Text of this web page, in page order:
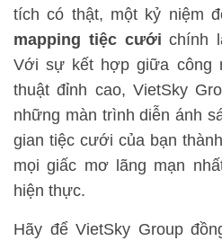
tích có thật, một kỷ niệm
mapping tiệc cưới chính
Với sự kết hợp giữa công
thuật đỉnh cao, VietSky
những màn trình diễn ánh
gian tiệc cưới của bạn
mọi giấc mơ lãng mạn
hiện thực.
Hãy để VietSky Group